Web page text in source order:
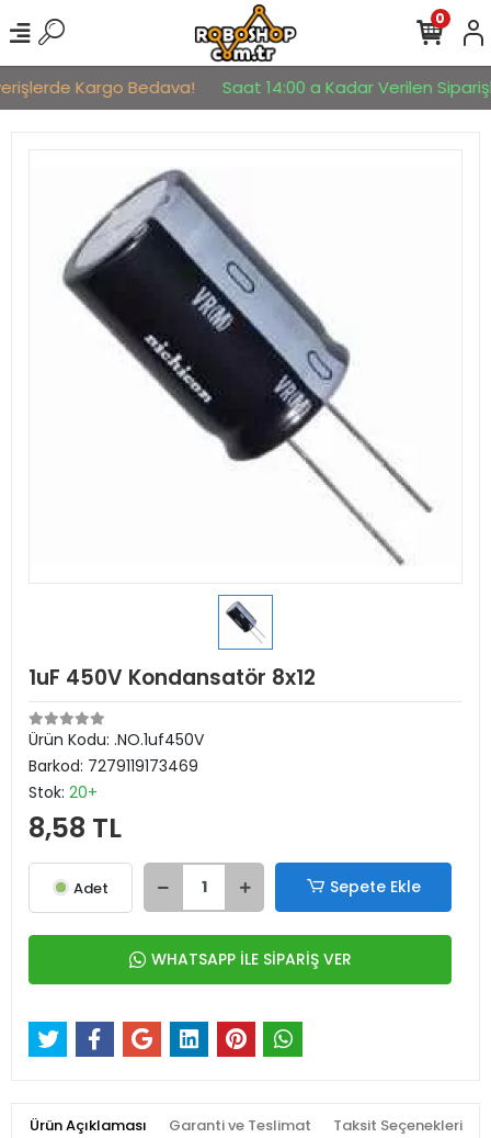
Kargo Bedava! Saat 14:00 a Kadar Verilen
0
1uF 450V Kondansatör 8x12
Ürün Kodu: .NO.1uf450V
Barkod: 7279119173469
Stok: 20+
8,58 TL
Adet Sepete Ekle
WHATSAPP İLE SİPARİŞ VER
Ürün Açıklaması Garanti ve Teslimat Taksit Seçenekleri